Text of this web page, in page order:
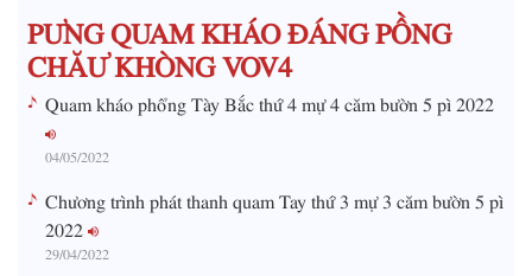
e
PƯNG QUAM KHÁO ĐÁNG PỒNG
CHĂƯ KHÒNG VOV4
Quam kháo phổng Tày Bắc thứ 4 mự 4 căm bườn 5 pì 2022
04/05/2022
Chương trình phát thanh quam Tay thứ 3 mự 3 căm bườn 5 pì
2022
29/04/2022